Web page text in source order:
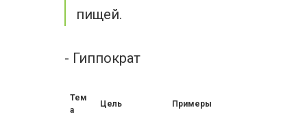
пищей.
- Гиппократ
Тем
а
Цель Примеры